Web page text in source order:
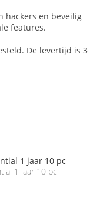
hackers en beveilig
features.
De levertijd is 3
1 jaar 10 pc